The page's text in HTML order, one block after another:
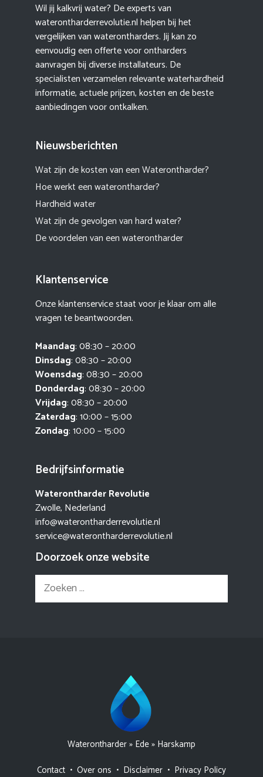
Wil jij kalkvrij water? De experts van
waterontharderrevolutie.nl helpen bij het
vergelijken van waterontharders. Jij kan zo
eenvoudig een offerte voor ontharders
aanvragen bij diverse installateurs. De
specialisten verzamelen relevante waterhardheid
informatie, actuele prijzen, kosten en de beste
aanbiedingen voor ontkalken.
Nieuwsberichten
Wat zijn de kosten van een Waterontharder?
Hoe werkt een waterontharder?
Hardheid water
Wat zijn de gevolgen van hard water?
De voordelen van een waterontharder
Klantenservice
Onze klantenservice staat voor je klaar om alle
vragen te beantwoorden.
Maandag: 08:30 – 20:00
Dinsdag: 08:30 – 20:00
Woensdag: 08:30 – 20:00
Donderdag: 08:30 – 20:00
Vrijdag: 08:30 – 20:00
Zaterdag: 10:00 – 15:00
Zondag: 10:00 – 15:00
Bedrijfsinformatie
Waterontharder Revolutie
Zwolle, Nederland
info@waterontharderrevolutie.nl
service@waterontharderrevolutie.nl
Doorzoek onze website
Zoek
naar:
Waterontharder» Ede» Harskamp
Contact • Over ons • Disclaimer • Privacy Policy